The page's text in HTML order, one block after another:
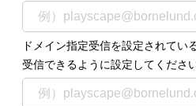
ドメイン指定受信を設定されてい
受信できるように設定してください